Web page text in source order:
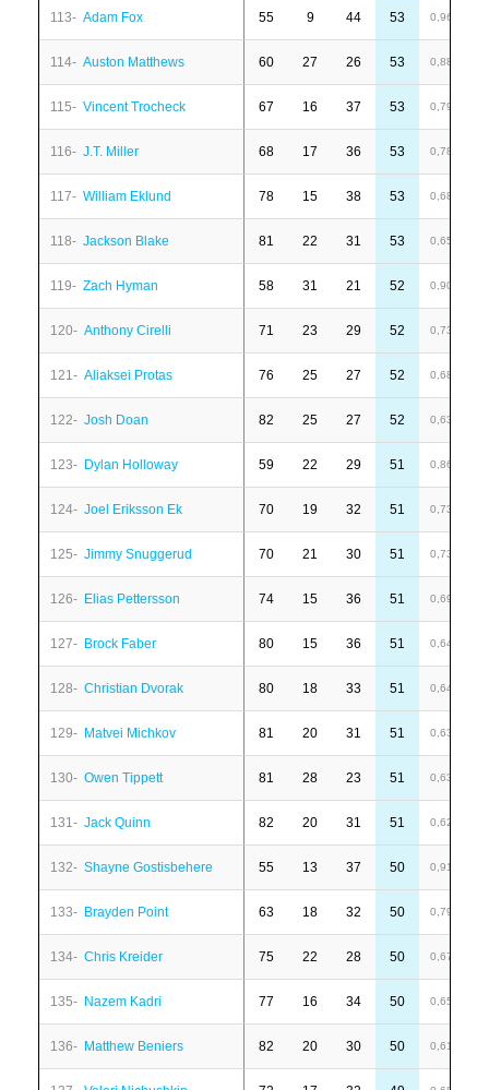
113- Adam Fox 55 9 44 53 0,96
114- Auston Matthews 60 27 26 53 0,88
115- Vincent Trocheck 67 16 37 53 0,79
116- J.T. Miller 68 17 36 53 0,78
117- William Eklund 78 15 38 53 0,68
118- Jackson Blake 81 22 31 53 0,65
119- Zach Hyman 58 31 21 52 0,90
120- Anthony Cirelli 71 23 29 52 0,73
121- Aliaksei Protas 76 25 27 52 0,68
122- Josh Doan 82 25 27 52 0,63
123- Dylan Holloway 59 22 29 51 0,86
124- Joel Eriksson Ek 70 19 32 51 0,73
125- Jimmy Snuggerud 70 21 30 51 0,73
126- Elias Pettersson 74 15 36 51 0,69
127- Brock Faber 80 15 36 51 0,64
128- Christian Dvorak 80 18 33 51 0,64
129- Matvei Michkov 81 20 31 51 0,63
130- Owen Tippett 81 28 23 51 0,63
131- Jack Quinn 82 20 31 51 0,62
132- Shayne Gostisbehere 55 13 37 50 0,91
133- Brayden Point 63 18 32 50 0,79
134- Chris Kreider 75 22 28 50 0,67
135- Nazem Kadri 77 16 34 50 0,65
136- Matthew Beniers 82 20 30 50 0,61